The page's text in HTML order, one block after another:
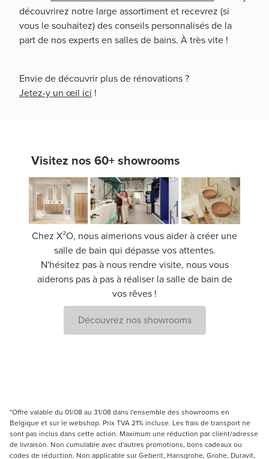
découvrirez notre large assortiment et recevrez (si
vous le souhaitez) des conseils personnalisés de la
part de nos experts en salles de bains. À très vite !
Envie de découvrir plus de rénovations ?
Jetez-y un œil ici !
Visitez nos 60+ showrooms
Chez X²O, nous aimerions vous aider à créer une
salle de bain qui dépasse vos attentes.
N'hésitez pas à nous rendre visite, nous vous
aiderons pas à pas à réaliser la salle de bain de
vos rêves !
Découvrez nos showrooms
*Offre valable du 01/08 au 31/08 dans l'ensemble des showrooms en
Belgique et sur le webshop. Prix TVA 21% incluse. Les frais de transport ne
sont pas inclus dans cette action. Maximum une réduction par client/adresse
de livraison. Non cumulable avec d'autres promotions, bons cadeaux ou
codes de réduction. Non applicable sur Geberit, Hansgrohe, Grohe, Duravit,